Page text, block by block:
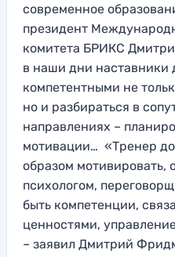
современное
президент
комитета БРИКС
в наши дни наставники
компетентными не
но и разбираться в
направлениях –
мотивации… «Тренер
образом мотивировать,
психологом, перегов
быть компетенции,
ценностями,
– заявил Дмитрий